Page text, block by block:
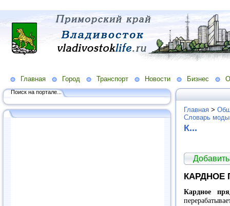
Главная Город Транспорт Новости Бизнес
Поиск на портале...
Главная >
Словарь
К...
КАРДНОЕ
Кардное